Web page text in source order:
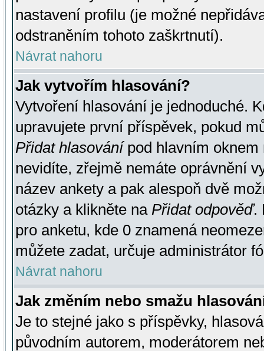
nastavení profilu (je možné
odstraněním tohoto zaškrtnutí).
Návrat nahoru
Jak vytvořím hlasování?
Vytvoření hlasování je jednoduché.
upravujete první příspěvek, pokud
Přidat hlasovánípod hlavním oknem
nevidíte, zřejmě nemáte oprávnění
název ankety a pak alespoň dvě
otázky a klikněte na Přidat odpověď.
pro anketu, kde 0 znamená
můžete zadat, určuje administrátor
Návrat nahoru
Jak změním nebo smažu
Je to stejné jako s příspěvky,
původním autorem, moderátorem